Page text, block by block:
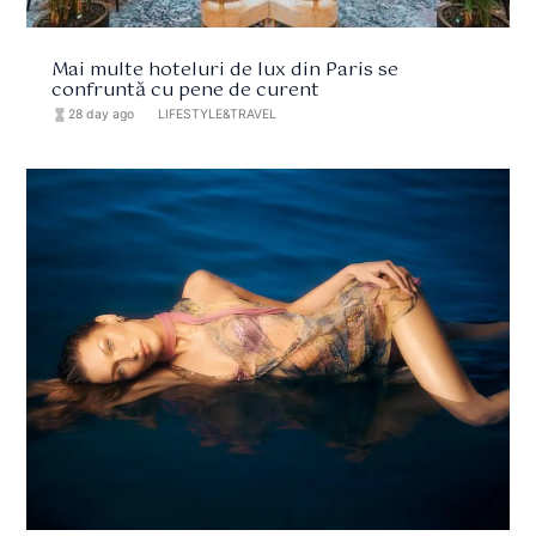
Mai multe hoteluri de lux din Paris se
confruntă cu pene de curent
hourglass_full 28 day ago LIFESTYLE&TRAVEL